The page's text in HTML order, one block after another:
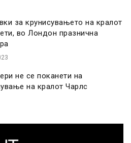
за крунисувањето на кралот
во Лондон празнична
не се поканети на
на кралот Чарлс